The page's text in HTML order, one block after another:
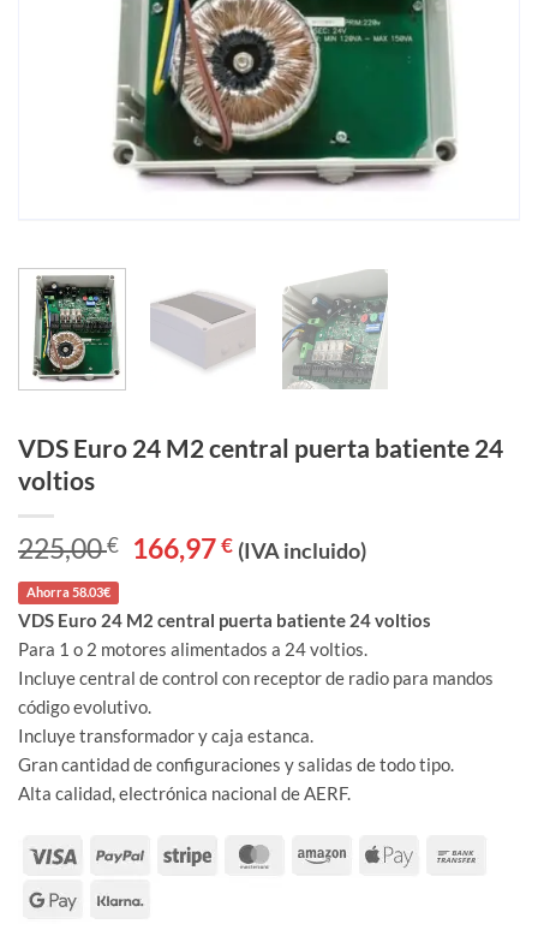
VDS Euro 24 M2 central puerta batiente 24
voltios
225,00€
El
precio
225,00 €.
166,97€El
precio
166,97 €.
(IVA incluido)
Ahorra 58.03€
VDS Euro 24 M2 central puerta batiente 24 voltios
Para 1 o 2 motores alimentados a 24 voltios.
Incluye central de control con receptor de radio para mandos
código evolutivo.
Incluye transformador y caja estanca.
Gran cantidad de configuraciones y salidas de todo tipo.
Alta calidad, electrónica nacional de AERF.